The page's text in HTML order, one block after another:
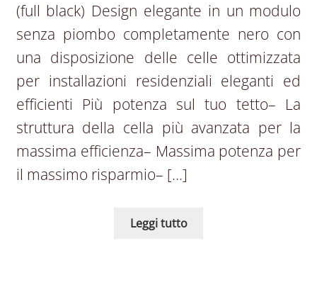
(full black) Design elegante in un modulo
senza piombo completamente nero con
una disposizione delle celle ottimizzata
per installazioni residenziali eleganti ed
efficienti Più potenza sul tuo tetto– La
struttura della cella più avanzata per la
massima efficienza– Massima potenza per
il massimo risparmio– […]
Leggi tutto